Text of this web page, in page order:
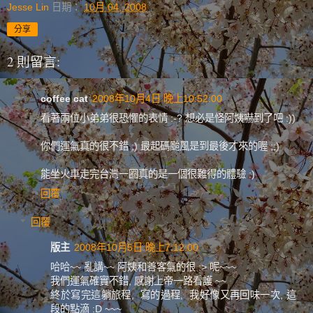
Jesse Lin 日期：10月 04, 2008
分享
2 則留言:
coffee cat 2008年10月4日 晚上10:52:00
看著兩位小弟弟很恐懼的表情 :-? 想必是怪阿姨嚇到了吧 :))
你們運氣真的很不錯 ;) 最起碼颱風是到最後才來的喔 ;;)
能坐火車走完台灣一圈真的是一個很難得的體驗 :)
回覆
回覆
版主 2008年10月5日 晚上7:12:00
哈哈~~ 亂講~~ 阿姨和善客氣的很 :> 呢~~~
我們運氣確實不錯, 感謝上帝一路看護 ~~
終於寫完這躺旅程, 寫的過程, 我好像又再回味一次, 這
段的點滴 :D ~~~